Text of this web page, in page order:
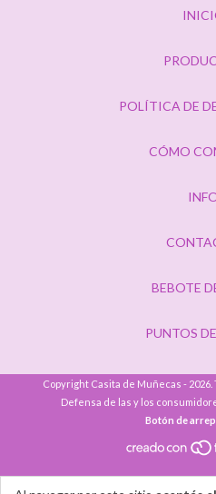
POLÍTICA DE
CÓMO
BEBOTE
PUNTOS
Copyright Casita de Muñecas -
Defensa de las y los
Botón de